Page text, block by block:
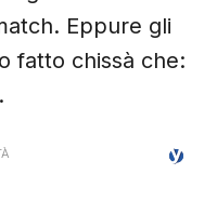
Eppure gli
fatto chissà che: